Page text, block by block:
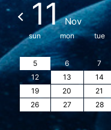
11 Nov
sun mon tue
5
6 7
12
13 14
19
20 21
26
27 28